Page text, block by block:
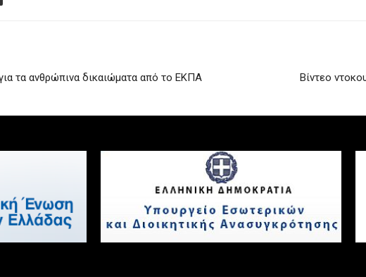
τα ανθρώπινα δικαιώματα από το ΕΚΠΑ Βίντεο